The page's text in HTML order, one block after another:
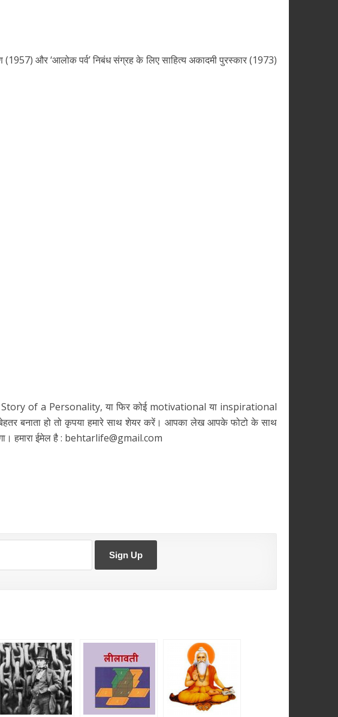
(1957) और ‘आलोक पर्व’ निबंध संग्रह के लिए साहित्य अकादमी पुरस्कार (1973)
of a Personality, या फिर कोई motivational या inspirational
बनाता हो तो कृपया हमारे साथ शेयर करें। आपका लेख आपके फोटो के साथ
हमारा ईमेल है : behtarlife@gmail.com